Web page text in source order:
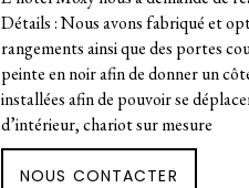
Détails : Nous avons fabriqué et
rangements ainsi que des portes
peinte en noir afin de donner un
installées afin de pouvoir se
d’intérieur, chariot sur mesure
NOUS CONTACTER